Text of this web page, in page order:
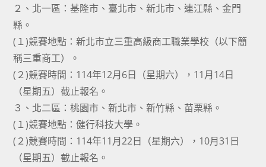
２、北一區：基隆市、臺北市、新北市、連江縣、金門
縣。
(１)競賽地點：新北市立三重高級商工職業學校（以下簡
稱三重商工）。
(２)競賽時間：114年12月6日（星期六），11月14日
（星期五）截止報名。
３、北二區：桃園市、新北市、新竹縣、苗栗縣。
(１)競賽地點：健行科技大學。
(２)競賽時間：114年11月22日（星期六），10月31日
（星期五）截止報名。